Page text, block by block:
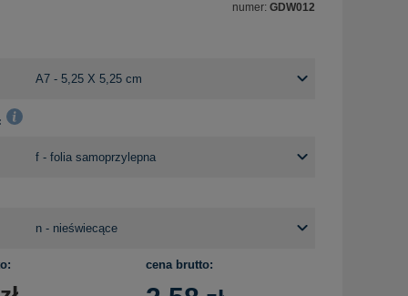
numer: GDW012
cena brutto: